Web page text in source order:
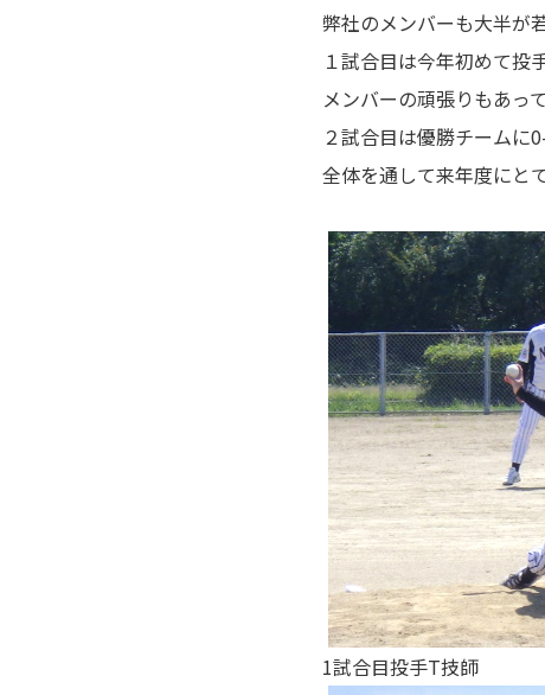
弊社のメンバーも大半が
１試合目は今年初めて投
メンバーの頑張りもあっ
２試合目は優勝チームに
全体を通して来年度にと
1試合目投手T技師